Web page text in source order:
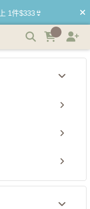
1件$333👙
運費0元🚛
再免運❗